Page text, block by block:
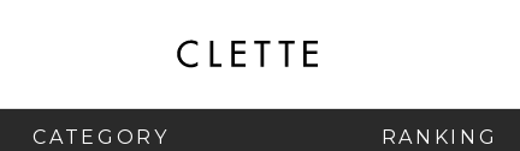
CATEGORY RANKING